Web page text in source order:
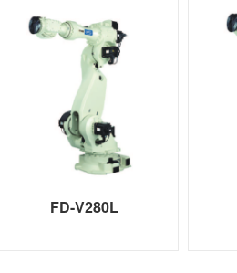
FD-V280L